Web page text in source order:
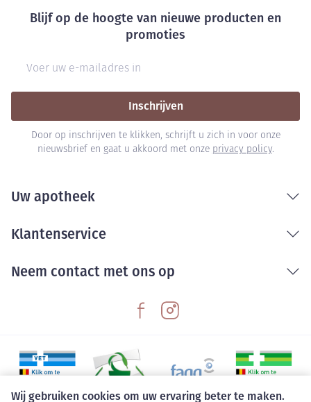
Wij gebruiken cookies om uw ervaring beter te maken.
Blijf op de hoogte van nieuwe producten en
promoties
Inschrijven
Door op inschrijven te klikken, schrijft u zich in voor onze
nieuwsbrief en gaat u akkoord met onze privacy policy.
Uw apotheek
Klantenservice
Neem contact met ons op